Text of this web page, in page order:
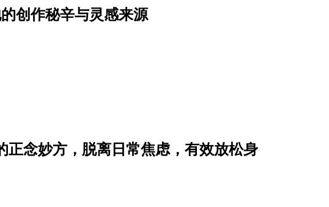
创作秘辛与灵感来源
正念妙方，脱离日常焦虑，有效放松身